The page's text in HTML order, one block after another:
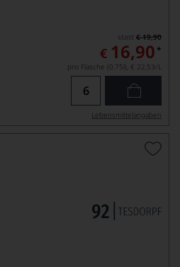
€ 19,90
€ 16,90 *
pro Flasche (0.75l), € 22,53/L
Lebensmittel­angaben